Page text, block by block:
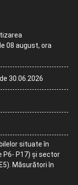
08 august, ora
30.06.2026
situate în
P6- P17) și sector
Măsurători în